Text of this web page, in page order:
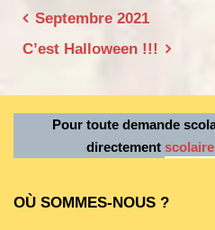
o
o
k
n
g
er
p
Navigation
de
Septembre 2021
C’est Halloween !!!
Pour toute demande
directement
OÙ SOMMES-NOUS ?